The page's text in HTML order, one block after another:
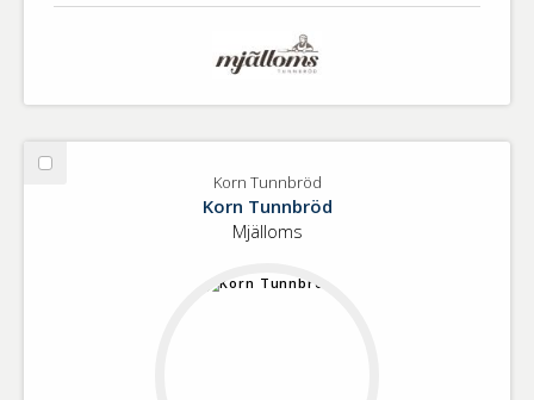
Välj
Korn Tunnbröd
Korn Tunnbröd
Mjälloms